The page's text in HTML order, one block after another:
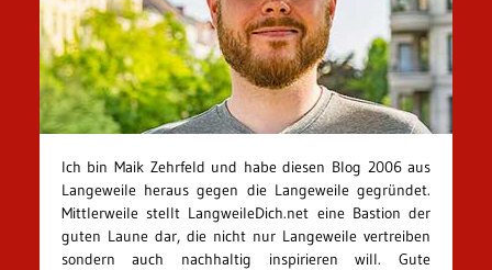
Ich bin Maik Zehrfeld und habe diesen Blog 2006 aus
Langeweile heraus gegen die Langeweile gegründet.
Mittlerweile stellt LangweileDich.net eine Bastion der
guten Laune dar, die nicht nur Langeweile vertreiben
sondern auch nachhaltig inspirieren will. Gute